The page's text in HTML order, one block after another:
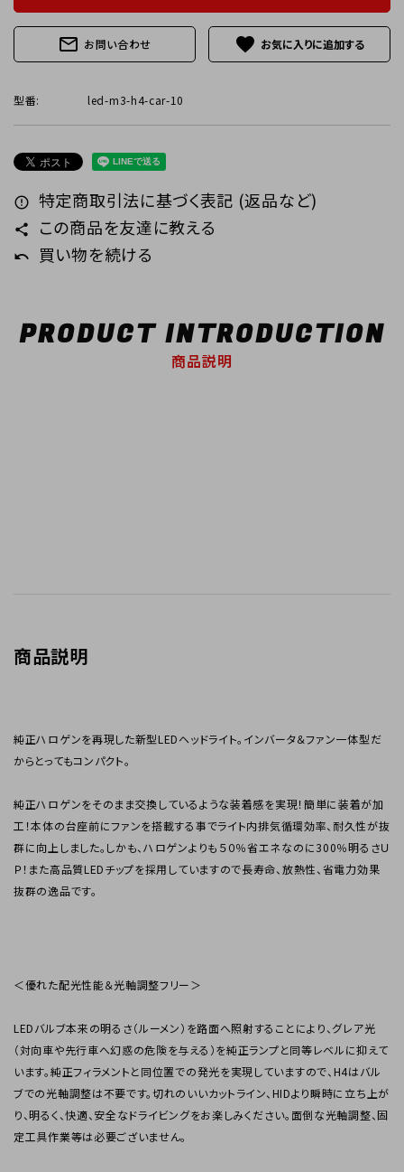
mail_outline お問い合わせ favorite
型番: led-m3-h4-car-10
error_outline 特定商取引法に基づく表記 (返品など)
share この商品を友達に教える
undo 買い物を続ける
PRODUCT INTRODUCTION
商品説明
商品説明
純正ハロゲンを再現した新型LEDヘッドライト。インバータ＆ファン一体型だ
からとってもコンパクト。
純正ハロゲンをそのまま交換しているような装着感を実現！簡単に装着が加
工！本体の台座前にファンを搭載する事でライト内排気循環効率、耐久性が抜
群に向上しました。しかも、ハロゲンよりも５０％省エネなのに300％明るさＵ
Ｐ！また高品質LEDチップを採用していますので長寿命、放熱性、省電力効果
抜群の逸品です。
＜優れた配光性能＆光軸調整フリー＞
LEDバルブ本来の明るさ（ルーメン）を路面へ照射することにより、グレア光
（対向車や先行車へ幻惑の危険を与える）を純正ランプと同等レベルに抑えて
います。純正フィラメントと同位置での発光を実現していますので、H4はバル
ブでの光軸調整は不要です。切れのいいカットライン、HIDより瞬時に立ち上が
り、明るく、快適、安全なドライビングをお楽しみください。面倒な光軸調整、固
定工具作業等は必要ございません。